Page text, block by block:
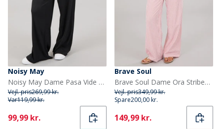
Noisy May
Noisy May Dame Pasa Vide Ben Bukser Sort
Vejl. pris269,99 kr.
Var119,99 kr.
Current
99,99 kr.
Brave Soul
Brave Soul Dame Ora Stribede Bukser Rød/Hvid
Vejl. pris349,99 kr.
Spare200,00 kr.
Current
149,99 kr.